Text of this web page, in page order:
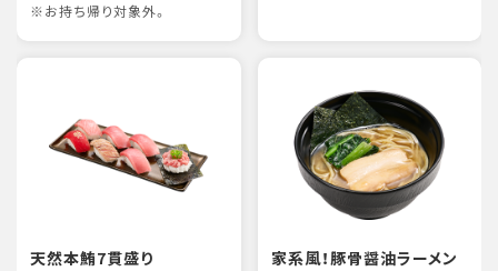
※お持ち帰り対象外。
天然本鮪7貫盛り 家系風！豚骨醤油ラーメン